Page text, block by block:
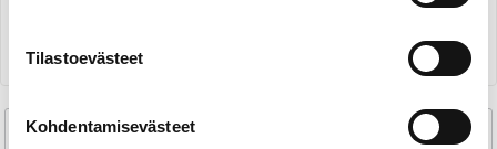
Tilastoevästeet
Kohdentamisevästeet
<Aikaisempi sivuMene sivulle
1 Mene sivulle
2 Mene sivulle
>